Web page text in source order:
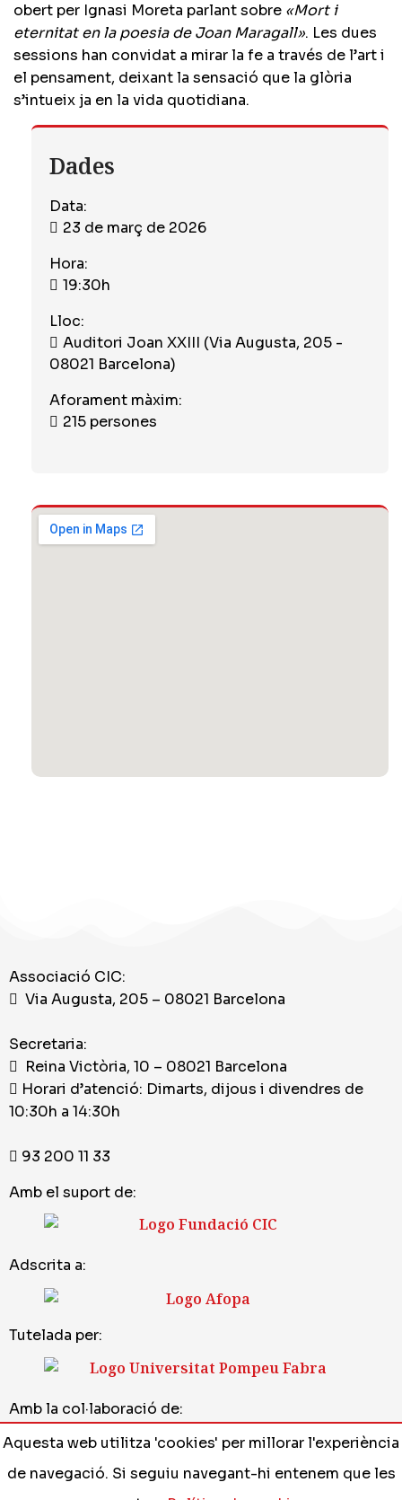
obert per Ignasi Moreta parlant sobre «Mort i
eternitat en la poesia de Joan Maragall». Les dues
sessions han convidat a mirar la fe a través de l’art i
el pensament, deixant la sensació que la glòria
s’intueix ja en la vida quotidiana.
Dades
Data:
23 de març de 2026
Hora:
19:30h
Lloc:
Auditori Joan XXIII (Via Augusta, 205 -
08021 Barcelona)
Aforament màxim:
215 persones
Associació CIC:
Via Augusta, 205 – 08021 Barcelona
Secretaria:
Reina Victòria, 10 – 08021 Barcelona
Horari d’atenció: Dimarts, dijous i divendres de
10:30h a 14:30h
93 200 11 33
Amb el suport de:
Adscrita a:
Tutelada per:
Amb la col·laboració de:
Aquesta web utilitza 'cookies' per millorar l'experiència
de navegació. Si seguiu navegant-hi entenem que les